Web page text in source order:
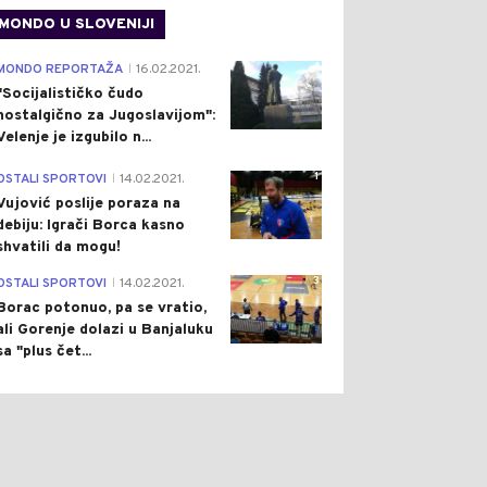
MONDO U SLOVENIJI
4
REPORTAŽA 16.02.2021.
čudo
za Jugoslavijom":
je izgubilo n...
1
SPORTOVI 14.02.2021.
poslije poraza na
Igrači Borca kasno
da mogu!
3
SPORTOVI 14.02.2021.
potonuo, pa se vratio,
Gorenje dolazi u Banjaluku
"plus čet...